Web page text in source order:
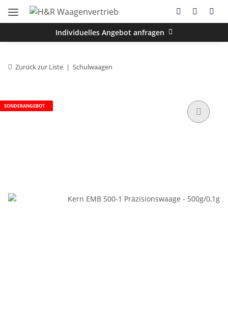
Individuelles Angebot anfragen
Zurück zur Liste Schulwaagen
SONDERANGEBOT